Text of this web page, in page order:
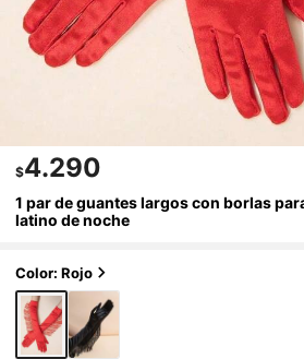
$4.290
1 par de guantes largos con borlas
latino de noche
Color: Rojo